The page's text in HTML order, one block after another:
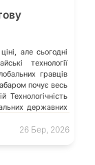
але сьогодні
технології
гравців
почує весь
Технологічність
державних
[…]
26 Бер, 2026